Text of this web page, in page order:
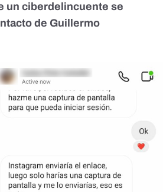
un ciberdelincuente se
de Guillermo